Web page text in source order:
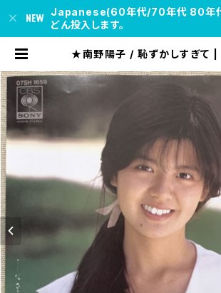
Japanese(60年代/70年代 80年代
どん投入します。
★南野陽子 / 恥ずかしすぎて